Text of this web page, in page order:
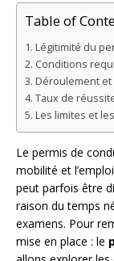
Table of
Légitimité du
Conditions
Déroulement et
Taux de
Les limites et
Le permis de
mobilité et
peut parfois être
raison du temps
examens. Pour
mise en place : le